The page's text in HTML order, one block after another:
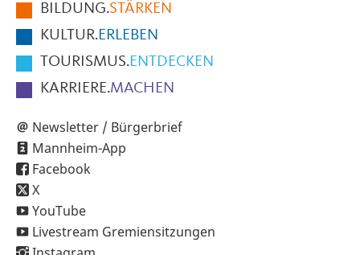
SeiteBILDUNG.STÄRKEN
KULTUR.ERLEBEN
TOURISMUS.ENTDECKEN
KARRIERE.MACHEN
Newsletter / Bürgerbrief
Mannheim-App
Facebook
X
YouTube
Livestream Gremiensitzungen